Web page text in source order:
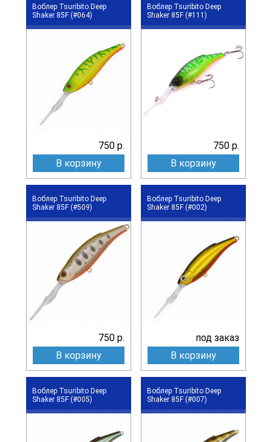
Воблер Tsuribito Deep
Shaker 85F (#064)
750 р.
В корзину
Воблер Tsuribito Deep
Shaker 85F (#111)
750 р.
В корзину
Воблер Tsuribito Deep
Shaker 85F (#509)
750 р.
В корзину
Воблер Tsuribito Deep
Shaker 85F (#002)
под заказ
В корзину
Воблер Tsuribito Deep
Shaker 85F (#005)
Воблер Tsuribito Deep
Shaker 85F (#007)